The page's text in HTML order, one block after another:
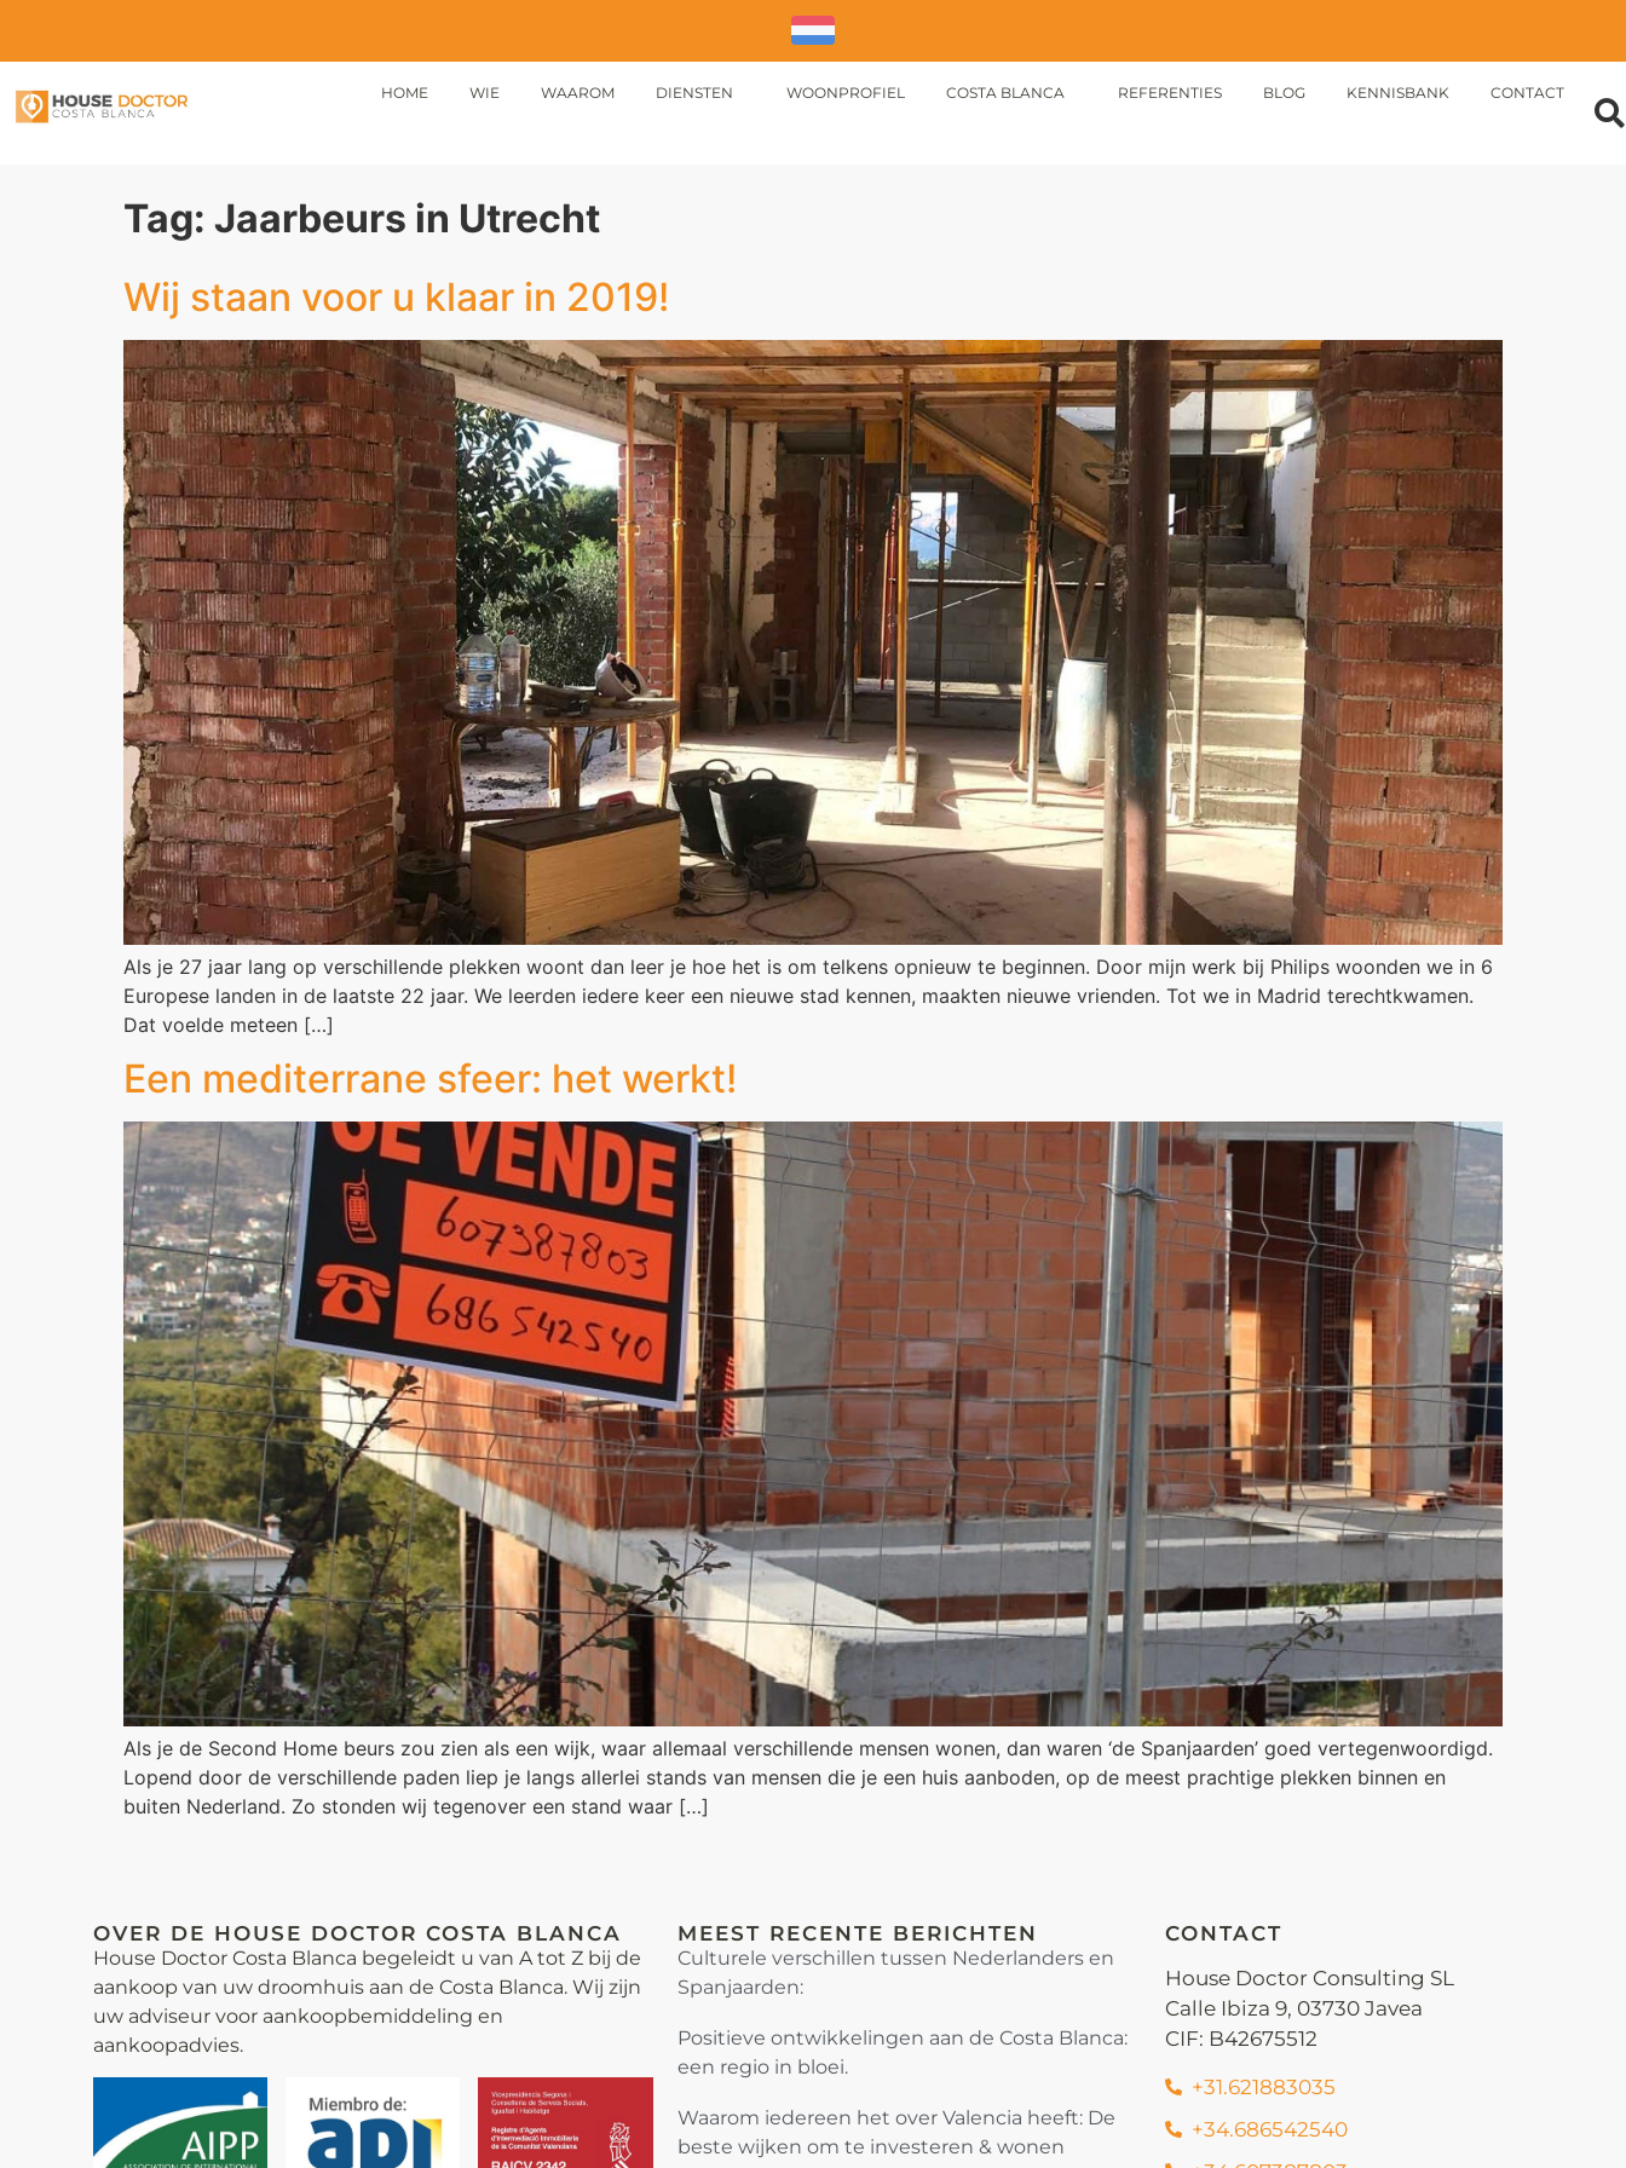
HOME WIE WAAROM DIENSTEN WOONPROFIEL COSTA BLANCA REFERENTIES BLOG KENNISBANK CONTACT
Tag: Jaarbeurs in Utrecht
Wij staan voor u klaar in 2019!
Als je 27 jaar lang op verschillende plekken woont dan leer je hoe het is om telkens opnieuw te beginnen. Door mijn werk bij Philips woonden we in 6
Europese landen in de laatste 22 jaar. We leerden iedere keer een nieuwe stad kennen, maakten nieuwe vrienden. Tot we in Madrid terechtkwamen.
Dat voelde meteen […]
Een mediterrane sfeer: het werkt!
Als je de Second Home beurs zou zien als een wijk, waar allemaal verschillende mensen wonen, dan waren ‘de Spanjaarden’ goed vertegenwoordigd.
Lopend door de verschillende paden liep je langs allerlei stands van mensen die je een huis aanboden, op de meest prachtige plekken binnen en
buiten Nederland. Zo stonden wij tegenover een stand waar […]
OVER DE HOUSE DOCTOR COSTA BLANCA
House Doctor Costa Blanca begeleidt u van A tot Z bij de
aankoop van uw droomhuis aan de Costa Blanca. Wij zijn
uw adviseur voor aankoop­bemiddeling en
aankoopadvies.
MEEST RECENTE BERICHTEN
Culturele verschillen tussen Nederlanders en
Spanjaarden:
Positieve ontwikkelingen aan de Costa Blanca:
een regio in bloei.
Waarom iedereen het over Valencia heeft: De
beste wijken om te investeren & wonen
CONTACT
House Doctor Consulting SL
Calle Ibiza 9, 03730 Javea
CIF: B42675512
+31.621883035
+34.686542540